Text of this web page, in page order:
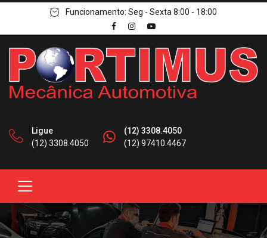
Funcionamento: Seg - Sexta 8:00 - 18:00
Ligue
(12) 3308.4050
(12) 3308.4050
(12) 97410.4467